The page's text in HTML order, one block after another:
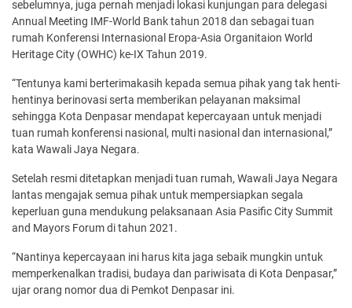
sebelumnya, juga pernah menjadi lokasi kunjungan para delegasi
Annual Meeting IMF-World Bank tahun 2018 dan sebagai tuan
rumah Konferensi Internasional Eropa-Asia Organitaion World
Heritage City (OWHC) ke-IX Tahun 2019.
“Tentunya kami berterimakasih kepada semua pihak yang tak henti-
hentinya berinovasi serta memberikan pelayanan maksimal
sehingga Kota Denpasar mendapat kepercayaan untuk menjadi
tuan rumah konferensi nasional, multi nasional dan internasional,”
kata Wawali Jaya Negara.
Setelah resmi ditetapkan menjadi tuan rumah, Wawali Jaya Negara
lantas mengajak semua pihak untuk mempersiapkan segala
keperluan guna mendukung pelaksanaan Asia Pasific City Summit
and Mayors Forum di tahun 2021.
“Nantinya kepercayaan ini harus kita jaga sebaik mungkin untuk
memperkenalkan tradisi, budaya dan pariwisata di Kota Denpasar,”
ujar orang nomor dua di Pemkot Denpasar ini.